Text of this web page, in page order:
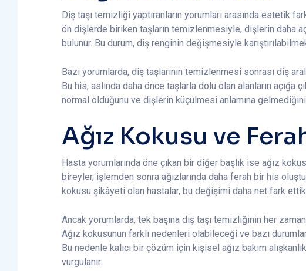
Diş taşı temizliği yaptıranların yorumları arasında estetik
ön dişlerde biriken taşların temizlenmesiyle, dişlerin daha
bulunur. Bu durum, diş renginin değişmesiyle
Bazı yorumlarda, diş taşlarının temizlenmesi sonrası diş
Bu his, aslında daha önce taşlarla dolu olan alanların açığa
normal olduğunu ve dişlerin küçülmesi anlamına
Ağız Kokusu ve
Hasta yorumlarında öne çıkan bir diğer başlık ise ağız
bireyler, işlemden sonra ağızlarında daha ferah bir his
kokusu şikâyeti olan hastalar, bu değişimi daha net fark
Ancak yorumlarda, tek başına diş taşı temizliğinin her
Ağız kokusunun farklı nedenleri olabileceği ve bazı
Bu nedenle kalıcı bir çözüm için kişisel ağız bakım
vurgulanır.